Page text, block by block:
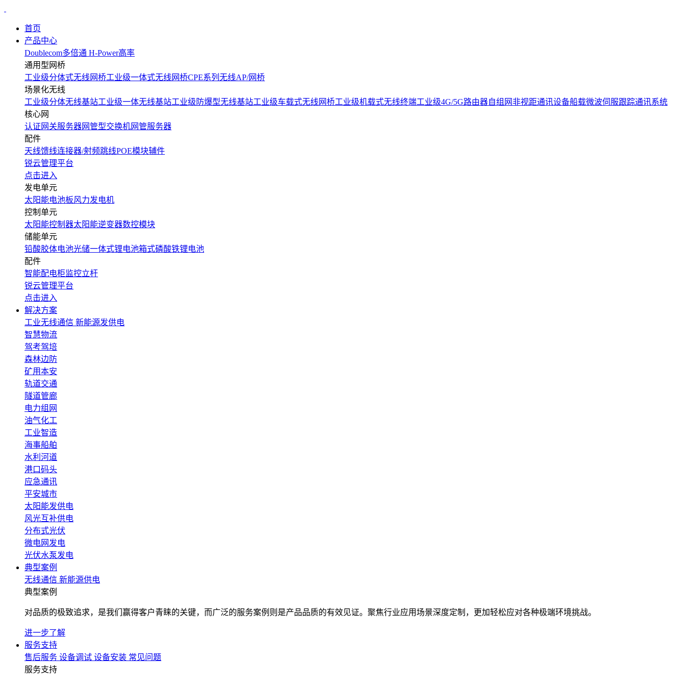
首页
产品中心
Doublecom多倍通 H-Power高率
通用型网桥
工业级分体式无线网桥工业级一体式无线网桥CPE系列无线AP/网桥
场景化无线
工业级分体无线基站工业级一体无线基站工业级防爆型无线基站工业级车载式无线网桥工业级机载式无线终端工业级4G/5G路由器自组网非视距通讯设备船载微波伺服跟踪通讯系统
核心网
认证网关服务器网管型交换机网管服务器
配件
天线馈线连接器/射频跳线POE模块辅件
锐云管理平台
点击进入
发电单元
太阳能电池板风力发电机
控制单元
太阳能控制器太阳能逆变器数控模块
储能单元
铅酸胶体电池光储一体式锂电池箱式磷酸铁锂电池
配件
智能配电柜监控立杆
锐云管理平台
点击进入
解决方案
工业无线通信 新能源发供电
智慧物流
驾考驾培
森林边防
矿用本安
轨道交通
隧道管廊
电力组网
油气化工
工业智造
海事船舶
水利河道
港口码头
应急通讯
平安城市
太阳能发供电
风光互补供电
分布式光伏
微电网发电
光伏水泵发电
典型案例
无线通信 新能源供电
典型案例
对品质的极致追求，是我们赢得客户青睐的关键，而广泛的服务案例则是产品品质的有效见证。聚焦行业应用场景深度定制，更加轻松应对各种极端环境挑战。
进一步了解
服务支持
售后服务 设备调试 设备安装 常见问题
服务支持